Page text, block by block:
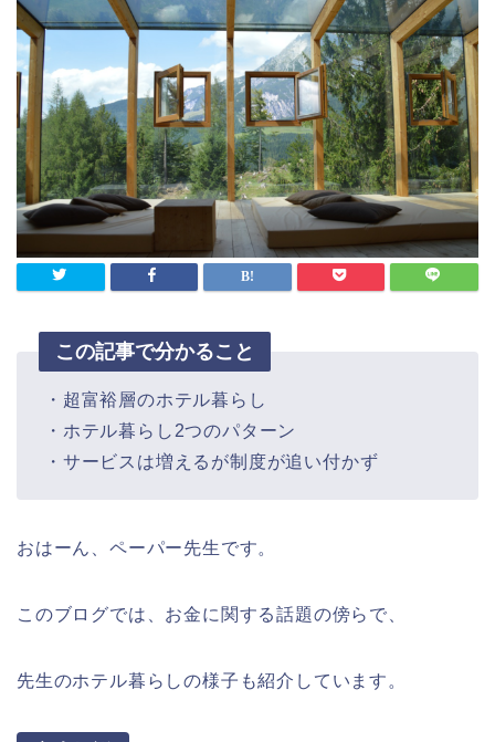
この記事で分かること
・超富裕層のホテル暮らし
・ホテル暮らし2つのパターン
・サービスは増えるが制度が追い付かず
おはーん、ペーパー先生です。
このブログでは、お金に関する話題の傍らで、
先生のホテル暮らしの様子も紹介しています。